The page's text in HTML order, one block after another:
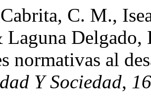
C. M.,
Delgado,
normativas al
Y Sociedad, 16